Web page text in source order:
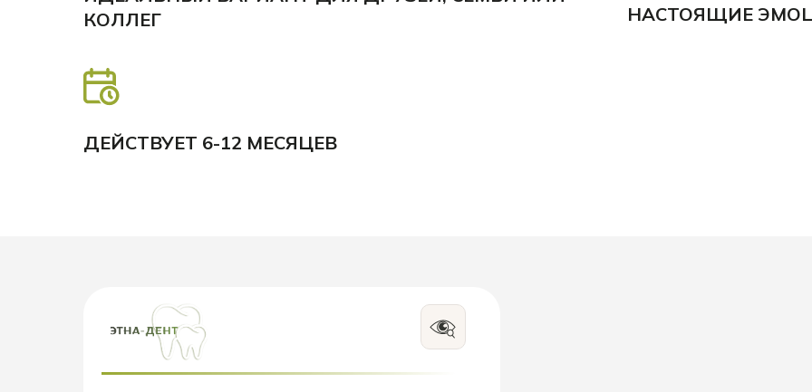
КОЛЛЕГ
НАСТОЯЩИЕ
ДЕЙСТВУЕТ 6-12 МЕСЯЦЕВ